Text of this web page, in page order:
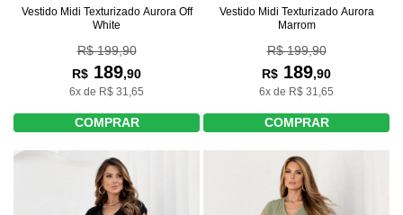
Vestido Midi Texturizado Aurora Off
White
R$ 199,90
R$ 189,90
6x de R$ 31,65
COMPRAR
Vestido Midi Texturizado Aurora
Marrom
R$ 199,90
R$ 189,90
6x de R$ 31,65
COMPRAR